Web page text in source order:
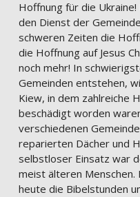
Hoffnung für die
den Dienst der
schweren Zeiten die
die Hoffnung auf Jesus
noch mehr! In
Gemeinden entstehen,
Kiew, in dem zahlreiche
beschädigt worden
verschiedenen
reparierten Dächer und
selbstloser Einsatz war
meist älteren Menschen.
heute die Bibelstunden